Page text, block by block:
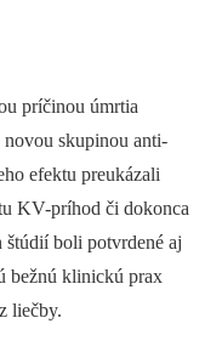
príčinou úmrtia
novou skupinou anti­
efektu preukázali
KV-príhod či dokonca
boli potvrdené aj
bežnú klinickú prax
liečby.